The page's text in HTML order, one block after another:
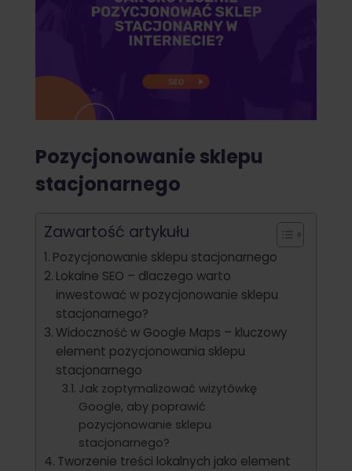
Pozycjonowanie sklepu
stacjonarnego
Zawartość artykułu
Pozycjonowanie sklepu stacjonarnego
Lokalne SEO – dlaczego warto
inwestować w pozycjonowanie sklepu
stacjonarnego?
Widoczność w Google Maps – kluczowy
element pozycjonowania sklepu
stacjonarnego
Jak zoptymalizować wizytówkę
Google, aby poprawić
pozycjonowanie sklepu
stacjonarnego?
Tworzenie treści lokalnych jako element